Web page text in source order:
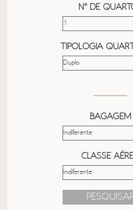
Nº DE
TIPOLOGIA
BAGAGEM
CLASSE